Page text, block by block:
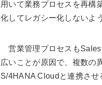
用いて業務プロセスを再構
化してレガシー化しないよ
営業管理プロセスもSales
広いことが原因で、複数の
S/4HANA Cloudと連携さ